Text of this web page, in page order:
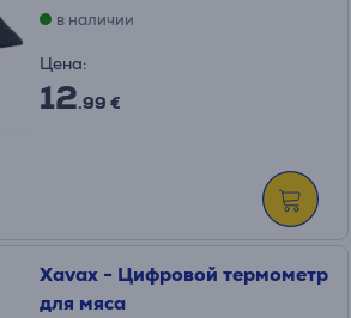
в наличии
Цена:
12.99 €
Xavax - Цифровой термометр
для мяса